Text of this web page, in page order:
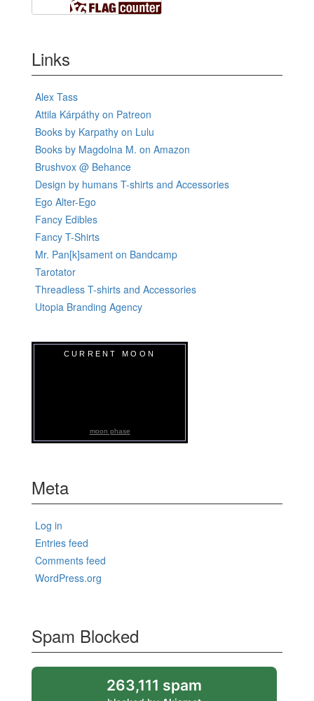
Links
Alex Tass
Attila Kárpáthy on Patreon
Books by Karpathy on Lulu
Books by Magdolna M. on Amazon
Brushvox @ Behance
Design by humans T-shirts and Accessories
Ego Alter-Ego
Fancy Edibles
Fancy T-Shirts
Mr. Pan[k]sament on Bandcamp
Tarotator
Threadless T-shirts and Accessories
Utopia Branding Agency
CURRENT MOON
moon phase
Meta
Log in
Entries feed
Comments feed
WordPress.org
Spam Blocked
263,111 spam